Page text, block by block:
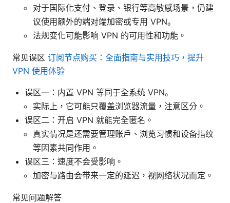
对于国际化支付、登录、银行等高敏感场景，仍建
议使用额外的端对端加密或专用 VPN。
法规变化可能影响 VPN 的可用性和功能。
常见误区 订阅节点购买：全面指南与实用技巧，提升
VPN 使用体验
误区一：内置 VPN 等同于全系统 VPN。
实际上，它可能只覆盖浏览器流量，注意区分。
误区二：开启 VPN 就能完全匿名。
真实情况是还需要管理账户、浏览习惯和设备指纹
等因素共同作用。
误区三：速度不会受影响。
加密与路由会带来一定的延迟，视网络状况而定。
常见问题解答